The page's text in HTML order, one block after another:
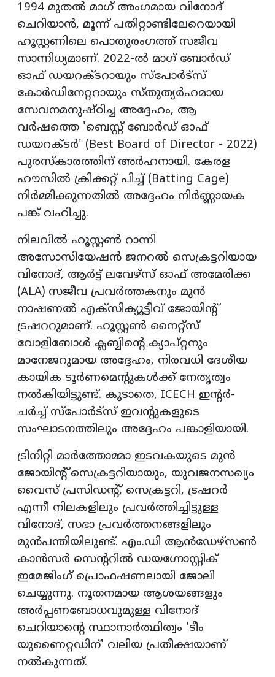
1994 മുതൽ മാഗ് അംഗമായ വിനോദ്
ചെറിയാൻ, മൂന്ന് പതിറ്റാണ്ടിലേറെയായി
ഹൂസ്റ്റണിലെ പൊതുരംഗത്ത് സജീവ
സാന്നിധ്യമാണ്. 2022-ൽ മാഗ് ബോർഡ്
ഓഫ് ഡയറക്ടറായും സ്പോർട്സ്
കോർഡിനേറ്ററായും സ്തുത്യർഹമായ
സേവനമനുഷ്ഠിച്ച അദ്ദേഹം, ആ
വർഷത്തെ 'ബെസ്റ്റ് ബോർഡ് ഓഫ്
ഡയറക്ടർ' (Best Board of Director - 2022)
പുരസ്കാരത്തിന് അർഹനായി. കേരള
ഹൗസിൽ ക്രിക്കറ്റ് പിച്ച് (Batting Cage)
നിർമ്മിക്കുന്നതിൽ അദ്ദേഹം നിർണ്ണായക
പങ്ക് വഹിച്ചു.
നിലവിൽ ഹൂസ്റ്റൺ റാന്നി
അസോസിയേഷൻ ജനറൽ സെക്രട്ടറിയായ
വിനോദ്, ആർട്ട് ലവേഴ്സ് ഓഫ് അമേരിക്ക
(ALA) സജീവ പ്രവർത്തകനും മുൻ
നാഷണൽ എക്സിക്യൂട്ടീവ് ജോയിന്റ്
ട്രഷററുമാണ്. ഹൂസ്റ്റൺ നൈറ്റ്സ്
വോളിബോൾ ക്ലബ്ബിന്റെ ക്യാപ്റ്റനും
മാനേജറുമായ അദ്ദേഹം, നിരവധി ദേശീയ
കായിക ടൂർണമെന്റുകൾക്ക് നേതൃത്വം
നൽകിയിട്ടുണ്ട്. കൂടാതെ, ICECH ഇന്റർ-
ചർച്ച് സ്പോർട്സ് ഇവന്റുകളുടെ
സംഘാടനത്തിലും അദ്ദേഹം പങ്കാളിയായി.
ട്രിനിറ്റി മാർത്തോമ്മാ ഇടവകയുടെ മുൻ
ജോയിന്റ് സെക്രട്ടറിയായും, യുവജനസഖ്യം
വൈസ് പ്രസിഡന്റ്, സെക്രട്ടറി, ട്രഷറർ
എന്നീ നിലകളിലും പ്രവർത്തിച്ചിട്ടുള്ള
വിനോദ്, സഭാ പ്രവർത്തനങ്ങളിലും
മുൻപന്തിയിലുണ്ട്. എം.ഡി ആൻഡേഴ്സൺ
കാൻസർ സെന്ററിൽ ഡയഗ്നോസ്റ്റിക്
ഇമേജിംഗ് പ്രൊഫഷണലായി ജോലി
ചെയ്യുന്നു. നൂതനമായ ആശയങ്ങളും
അർപ്പണബോധവുമുള്ള വിനോദ്
ചെറിയാന്റെ സ്ഥാനാർത്ഥിത്വം 'ടീം
യുണൈറ്റഡിന്' വലിയ പ്രതീക്ഷയാണ്
നൽകുന്നത്.